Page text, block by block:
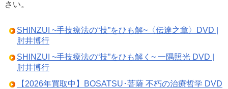
さい。
SHINZUI ~手技療法の“技”をひも解~〈伝達之章〉DVD |
肘井博行
SHINZUI ~手技療法の“技”をひも解く~ 一隅照光 DVD |
肘井博行
【2026年買取中】BOSATSU･菩薩 不朽の治療哲学 DVD